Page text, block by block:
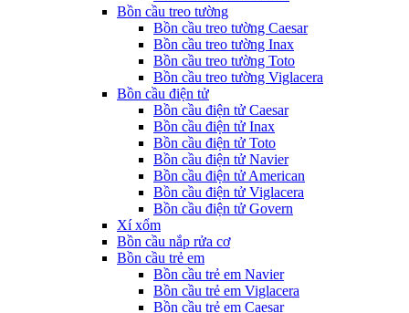
Bồn cầu treo tường
Bồn cầu treo tường Caesar
Bồn cầu treo tường Inax
Bồn cầu treo tường Toto
Bồn cầu treo tường Viglacera
Bồn cầu điện tử
Bồn cầu điện tử Caesar
Bồn cầu điện tử Inax
Bồn cầu điện tử Toto
Bồn cầu điện tử Navier
Bồn cầu điện tử American
Bồn cầu điện tử Viglacera
Bồn cầu điện tử Govern
Xí xổm
Bồn cầu nắp rửa cơ
Bồn cầu trẻ em
Bồn cầu trẻ em Navier
Bồn cầu trẻ em Viglacera
Bồn cầu trẻ em Caesar